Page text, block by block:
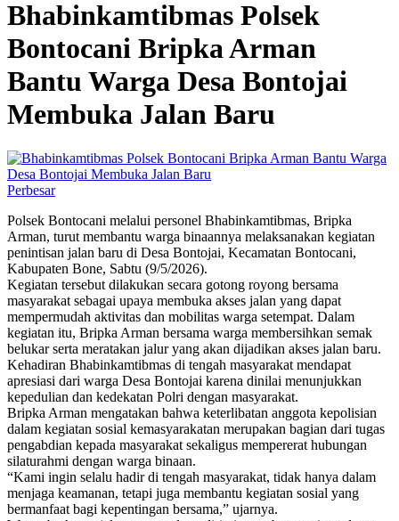
Bhabinkamtibmas Polsek
Bontocani Bripka Arman
Bantu Warga Desa Bontojai
Membuka Jalan Baru
Perbesar
Polsek Bontocani melalui personel Bhabinkamtibmas, Bripka
Arman, turut membantu warga binaannya melaksanakan kegiatan
penintisan jalan baru di Desa Bontojai, Kecamatan Bontocani,
Kabupaten Bone, Sabtu (9/5/2026).
Kegiatan tersebut dilakukan secara gotong royong bersama
masyarakat sebagai upaya membuka akses jalan yang dapat
mempermudah aktivitas dan mobilitas warga setempat. Dalam
kegiatan itu, Bripka Arman bersama warga membersihkan semak
belukar serta meratakan jalur yang akan dijadikan akses jalan baru.
Kehadiran Bhabinkamtibmas di tengah masyarakat mendapat
apresiasi dari warga Desa Bontojai karena dinilai menunjukkan
kepedulian dan kedekatan Polri dengan masyarakat.
Bripka Arman mengatakan bahwa keterlibatan anggota kepolisian
dalam kegiatan sosial kemasyarakatan merupakan bagian dari tugas
pengabdian kepada masyarakat sekaligus mempererat hubungan
silaturahmi dengan warga binaan.
“Kami ingin selalu hadir di tengah masyarakat, tidak hanya dalam
menjaga keamanan, tetapi juga membantu kegiatan sosial yang
bermanfaat bagi kepentingan bersama,” ujarnya.